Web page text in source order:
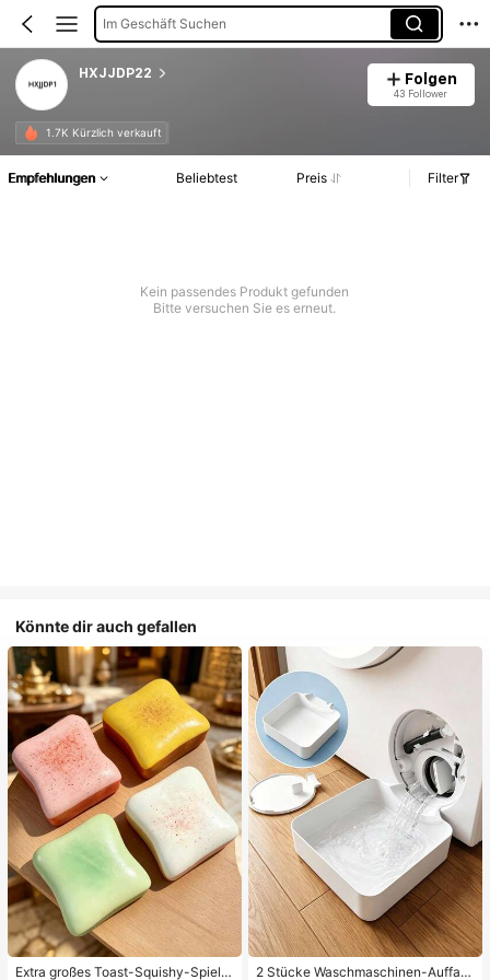
Im Geschäft Suchen
HXJJDP22 Folgen
43 Follower
1.7K Kürzlich verkauft
Empfehlungen Beliebtest Preis Filter
Kein passendes Produkt gefunden
Bitte versuchen Sie es erneut.
Könnte dir auch gefallen
Extra großes Toast-Squishy-Spielz
2 Stücke Waschmaschinen-Auffan